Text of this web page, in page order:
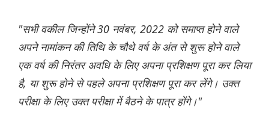
"सभी वकील जिन्होंने 30 नवंबर, 2022 को समाप्त होने वाले
अपने नामांकन की तिथि के चौथे वर्ष के अंत से शुरू होने वाले
एक वर्ष की निरंतर अवधि के लिए अपना प्रशिक्षण पूरा कर लिया
है, या शुरू होने से पहले अपना प्रशिक्षण पूरा कर लेंगे। उक्त
परीक्षा के लिए उक्त परीक्षा में बैठने के पात्र होंगे।"